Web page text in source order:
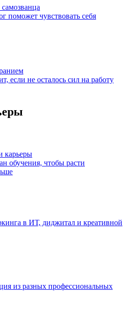
поможет чувствовать себя
если не осталось сил на работу
карьеры
обучения, чтобы расти
в ИТ, диджитал и креативной
из разных профессиональных